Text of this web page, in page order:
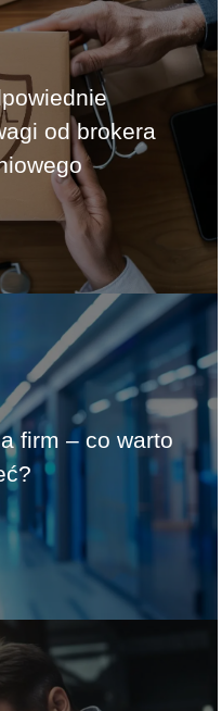
od brokera
firm – co warto